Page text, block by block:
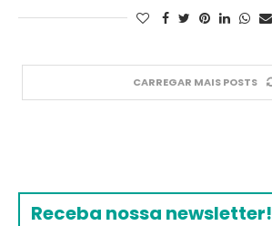
CARREGAR MAIS POSTS
Receba nossa newsletter!